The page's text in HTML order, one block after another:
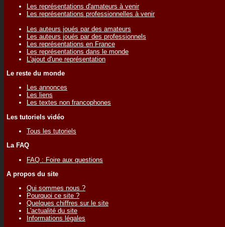
Les représentations d'amateurs à venir
Les représentations professionnelles à venir
Les auteurs joués par des amateurs
Les auteurs joués par des professionnels
Les représentations en France
Les représentations dans le monde
L'ajout d'une représentation
Le reste du monde
Les annonces
Les liens
Les textes non francophones
Les tutoriels vidéo
Tous les tutoriels
La FAQ
FAQ : Foire aux questions
A propos du site
Qui sommes nous ?
Pourquoi ce site ?
Quelques chiffres sur le site
L'actualité du site
Informations légales